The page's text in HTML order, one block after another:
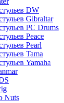
DW
Gibraltar
PC Drums
Peace
Pearl
Tama
Yamaha
Nuts